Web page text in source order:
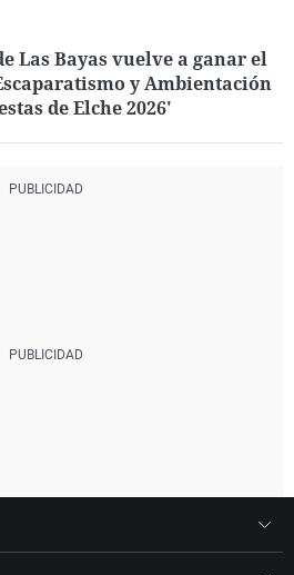
Las Bayas vuelve a ganar el
y Ambientación
de Elche 2026'